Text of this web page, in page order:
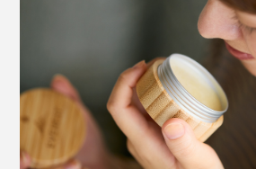
そのはじまりは、東京・渋谷にあ
プ「STREAMER COFFEE